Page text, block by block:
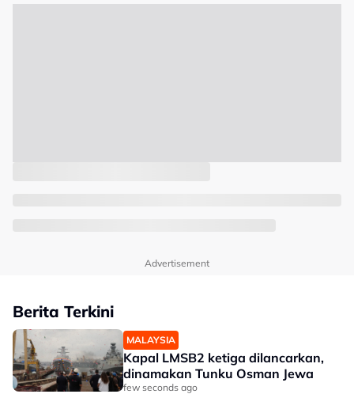
Advertisement
Berita Terkini
MALAYSIA
Kapal LMSB2 ketiga dilancarkan,
dinamakan Tunku Osman Jewa
few seconds ago